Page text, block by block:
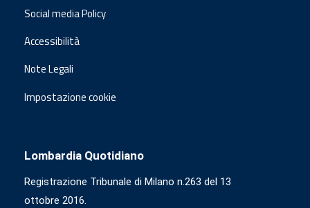
Social media Policy
Accessibilità
Note Legali
Impostazione cookie
Lombardia Quotidiano
Registrazione Tribunale di Milano n.263 del 13
ottobre 2016.